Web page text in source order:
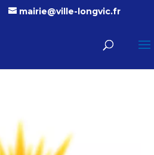
mairie@ville-longvic.fr